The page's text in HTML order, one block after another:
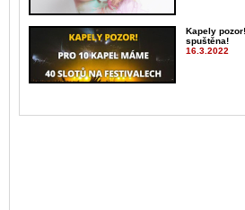
Kapely
spuštěna!
16.3.2022